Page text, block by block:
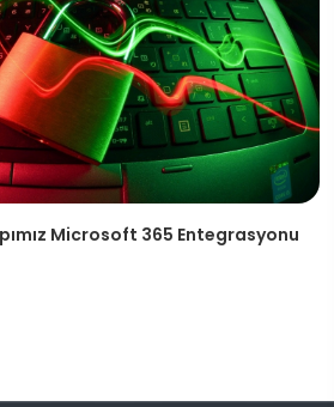
Microsoft 365 Entegrasyonu